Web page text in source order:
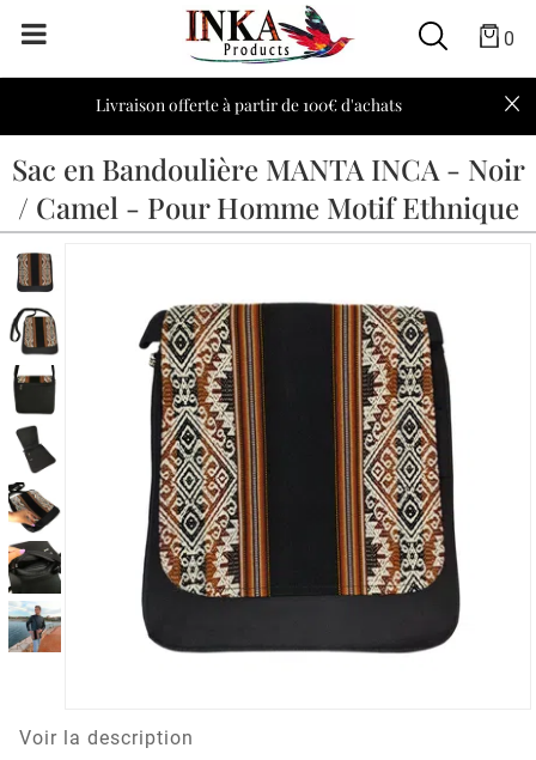
0
Livraison offerte à partir de 100€ d'achats
Sac en Bandoulière MANTA INCA - Noir
/ Camel - Pour Homme Motif Ethnique
Voir la description